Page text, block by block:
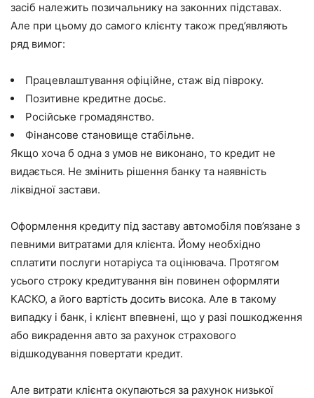
засіб належить позичальнику на законних підставах.
Але при цьому до самого клієнту також пред’являють
ряд вимог:
Працевлаштування офіційне, стаж від півроку.
Позитивне кредитне досьє.
Російське громадянство.
Фінансове становище стабільне.
Якщо хоча б одна з умов не виконано, то кредит не
видається. Не змінить рішення банку та наявність
ліквідної застави.
Оформлення кредиту під заставу автомобіля пов’язане з
певними витратами для клієнта. Йому необхідно
сплатити послуги нотаріуса та оцінювача. Протягом
усього строку кредитування він повинен оформляти
КАСКО, а його вартість досить висока. Але в такому
випадку і банк, і клієнт впевнені, що у разі пошкодження
або викрадення авто за рахунок страхового
відшкодування повертати кредит.
Але витрати клієнта окупаються за рахунок низької